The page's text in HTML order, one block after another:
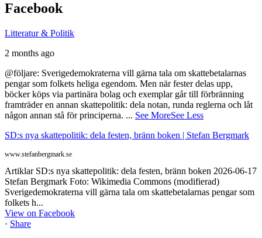
Facebook
Litteratur & Politik
2 months ago
@följare: Sverigedemokraterna vill gärna tala om skattebetalarnas
pengar som folkets heliga egendom. Men när fester delas upp,
böcker köps via partinära bolag och exemplar går till förbränning
framträder en annan skattepolitik: dela notan, runda reglerna och låt
någon annan stå för principerna. ... See MoreSee Less
SD:s nya skattepolitik: dela festen, bränn boken | Stefan Bergmark
www.stefanbergmark.se
Artiklar SD:s nya skattepolitik: dela festen, bränn boken 2026-06-17
Stefan Bergmark Foto: Wikimedia Commons (modifierad)
Sverigedemokraterna vill gärna tala om skattebetalarnas pengar som
folkets h...
View on Facebook
· Share